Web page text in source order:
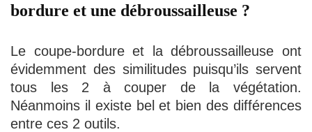
bordure et une débroussailleuse ?
Le coupe-bordure et la débroussailleuse ont
évidemment des similitudes puisqu’ils servent
tous les 2 à couper de la végétation.
Néanmoins il existe bel et bien des différences
entre ces 2 outils.